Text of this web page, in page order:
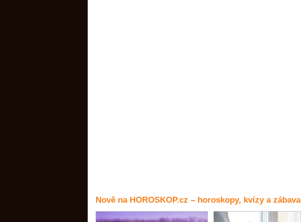
Nově na HOROSKOP.cz – horoskopy, kvízy a zábava